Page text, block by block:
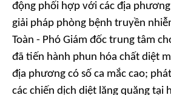
động phối hợp với các địa
giải pháp phòng bệnh truyền
Toàn - Phó Giám đốc trung tâm
đã tiến hành phun hóa chất diệt
địa phương có số ca mắc cao;
các chiến dịch diệt lăng quăng tại